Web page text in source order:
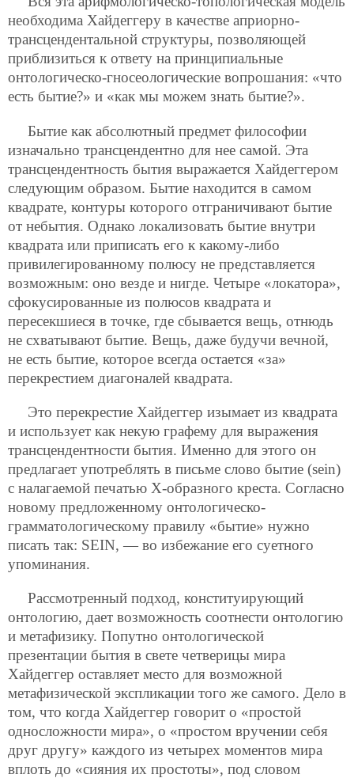
необходима Хайдеггеру в качестве априорно-
трансцендентальной структуры, позволяющей
приблизиться к ответу на принципиальные
онтологическо-гносеологические вопрошания: «что
есть бытие?» и «как мы можем знать бытие?».
Бытие как абсолютный предмет философии
изначально трансцендентно для нее самой. Эта
трансцендентность бытия выражается Хайдеггером
следующим образом. Бытие находится в самом
квадрате, контуры которого отграничивают бытие
от небытия. Однако локализовать бытие внутри
квадрата или приписать его к какому-либо
привилегированному полюсу не представляется
возможным: оно везде и нигде. Четыре «локатора»,
сфокусированные из полюсов квадрата и
пересекшиеся в точке, где сбывается вещь, отнюдь
не схватывают бытие. Вещь, даже будучи вечной,
не есть бытие, которое всегда остается «за»
перекрестием диагоналей квадрата.
Это перекрестие Хайдеггер изымает из квадрата
и использует как некую графему для выражения
трансцендентности бытия. Именно для этого он
предлагает употреблять в письме слово бытие (sein)
с налагаемой печатью Х-образного креста. Согласно
новому предложенному онтологическо-
грамматологическому правилу «бытие» нужно
писать так: SEIN, — во избежание его суетного
упоминания.
Рассмотренный подход, конституирующий
онтологию, дает возможность соотнести онтологию
и метафизику. Попутно онтологической
презентации бытия в свете четверицы мира
Хайдеггер оставляет место для возможной
метафизической экспликации того же самого. Дело в
том, что когда Хайдеггер говорит о «простой
односложности мира», о «простом вручении себя
друг другу» каждого из четырех моментов мира
вплоть до «сияния их простоты», под словом